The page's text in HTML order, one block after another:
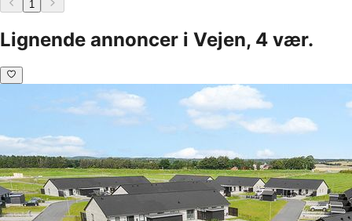
1
Lignende annoncer i Vejen, 4 vær.